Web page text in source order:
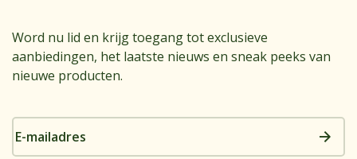
Word nu lid en krijg toegang tot exclusieve
aanbiedingen, het laatste nieuws en sneak peeks van
nieuwe producten.
E-
mailadres